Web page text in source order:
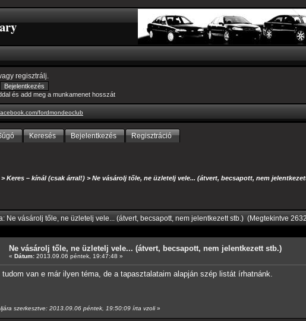
regisztrálj
és add meg a munkamenet hosszát
fordmondeoclub
Keresés Bejelentkezés Regisztráció
>Keres – kínál (csak árral!) >Ne vásárolj tőle, ne üzletelj vele... (átvert, becsapott, nem
Ne vásárolj tőle, ne üzletelj vele... (átvert, becsapott, nem jelentkezett stb.) (Megtekintve
Ne vásárolj tőle, ne üzletelj vele... (átvert, becsapott, nem jelentkezett stb.)
« Dátum: 2013.09.06 péntek, 19:47:48 »
tudom van e már ilyen téma, de a tapasztalataim alapján szép listát írhatnánk.
szerkesztve: 2013.09.06 péntek, 19:50:09 írta vzoli»